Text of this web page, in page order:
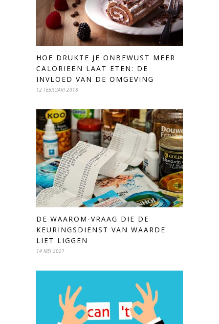
HOE DRUKTE JE ONBEWUST MEER
CALORIEËN LAAT ETEN: DE
INVLOED VAN DE OMGEVING
12 FEBRUARI 2018
DE WAAROM-VRAAG DIE DE
KEURINGSDIENST VAN WAARDE
LIET LIGGEN
14 MEI 2021